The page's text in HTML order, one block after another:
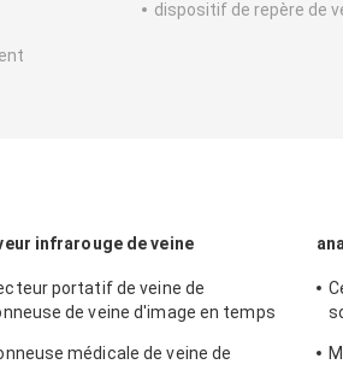
dispositif de repère de
infrarouge de veine
portatif de veine de
de veine d'image en temps
médicale de veine de